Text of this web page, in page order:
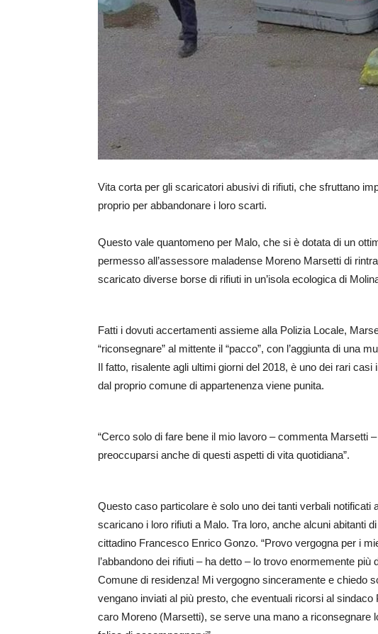
Vita corta per gli scaricatori abusivi di rifiuti, che sfruttano
proprio per abbandonare i loro scarti.
Questo vale quantomeno per Malo, che si è dotata di un
permesso all’assessore maladense Moreno Marsetti di
scaricato diverse borse di rifiuti in un’isola ecologica di
Fatti i dovuti accertamenti assieme alla Polizia Locale,
“riconsegnare” al mittente il “pacco”, con l’aggiunta di una
Il fatto, risalente agli ultimi giorni del 2018, è uno dei rari
dal proprio comune di appartenenza viene punita.
“Cerco solo di fare bene il mio lavoro – commenta Marsetti
preoccuparsi anche di questi aspetti di vita quotidiana”.
Questo caso particolare è solo uno dei tanti verbali notificati
scaricano i loro rifiuti a Malo. Tra loro, anche alcuni abitanti
cittadino Francesco Enrico Gonzo. “Provo vergogna per i
l’abbandono dei rifiuti – ha detto – lo trovo enormemente
Comune di residenza! Mi vergogno sinceramente e chiedo
vengano inviati al più presto, che eventuali ricorsi al
caro Moreno (Marsetti), se serve una mano a riconsegnare